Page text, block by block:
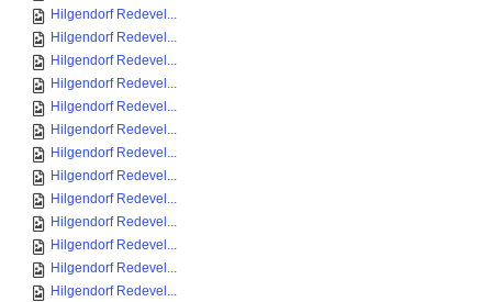
Hilgendorf Redevel...
Hilgendorf Redevel...
Hilgendorf Redevel...
Hilgendorf Redevel...
Hilgendorf Redevel...
Hilgendorf Redevel...
Hilgendorf Redevel...
Hilgendorf Redevel...
Hilgendorf Redevel...
Hilgendorf Redevel...
Hilgendorf Redevel...
Hilgendorf Redevel...
Hilgendorf Redevel...